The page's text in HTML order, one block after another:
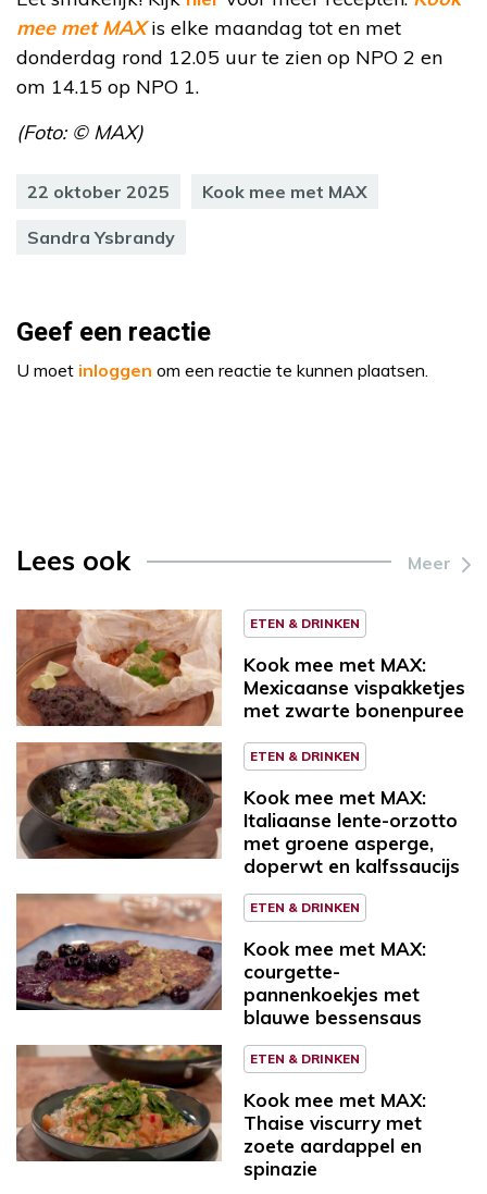
mee met MAXis elke maandag tot en met
donderdag rond 12.05 uur te zien op NPO 2 en
om 14.15 op NPO 1.
(Foto: © MAX)
22 oktober 2025 Kook mee met MAX
Sandra Ysbrandy
Geef een reactie
U moet inloggen om een reactie te kunnen plaatsen.
Lees ook Meer
ETEN & DRINKEN
Kook mee met MAX:
Mexicaanse vispakketjes
met zwarte bonenpuree
ETEN & DRINKEN
Kook mee met MAX:
Italiaanse lente-orzotto
met groene asperge,
doperwt en kalfssaucijs
ETEN & DRINKEN
Kook mee met MAX:
courgette-
pannenkoekjes met
blauwe bessensaus
ETEN & DRINKEN
Kook mee met MAX:
Thaise viscurry met
zoete aardappel en
spinazie